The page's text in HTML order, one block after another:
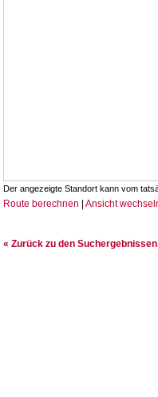
Der angezeigte Standort kann vom
Route berechnen | Ansicht
« Zurück zu den Suchergebnissen